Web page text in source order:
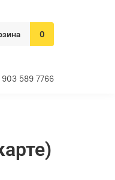
0
903 589 7766